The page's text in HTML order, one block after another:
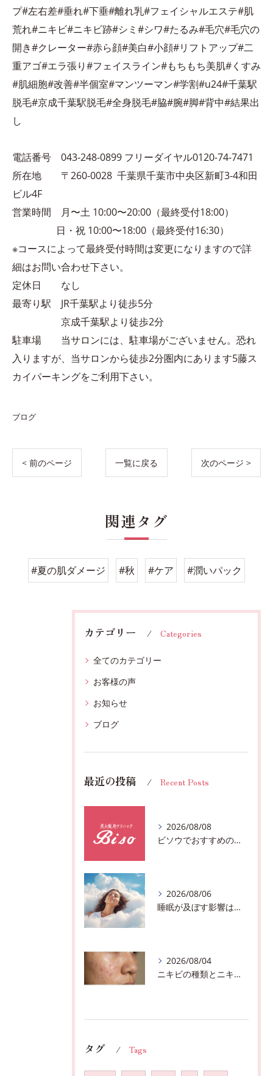
プ#左右差#垂れ#下垂#離れ乳#フェイシャルエステ#肌
荒れ#ニキビ#ニキビ跡#シミ#シワ#たるみ#毛穴#毛穴の
開き#クレーター#赤ら顔#美白#小顔#リフトアップ#二
重アゴ#エラ張り#フェイスライン#もちもち美肌#くすみ
#肌細胞#改善#半個室#マンツーマン#学割#u24#千葉駅
脱毛#京成千葉駅脱毛#全身脱毛#脇#腕#脚#背中#結果出
し
電話番号 043-248-0899 フリーダイヤル0120-74-7471
所在地 〒260-0028 千葉県千葉市中央区新町3-4和田
ビル4F
営業時間 月〜土 10:00〜20:00（最終受付18:00）
日・祝 10:00〜18:00（最終受付16:30）
※コースによって最終受付時間は変更になりますので詳
細はお問い合わせ下さい。
定休日 なし
最寄り駅 JR千葉駅より徒歩5分
京成千葉駅より徒歩2分
駐車場 当サロンには、駐車場がございません。恐れ
入りますが、当サロンから徒歩2分圏内にあります5藤ス
カイパーキングをご利用下さい。
ブログ
< 前のページ 一覧に戻る 次のページ >
関連タグ
#夏の肌ダメージ #秋 #ケア #潤いパック
カテゴリー Categories
全てのカテゴリー
お客様の声
お知らせ
ブログ
最近の投稿 Recent Posts
2026/08/08
ビソウでおすすめのフェースビューティーの洗顔♪千葉市中央区フルハンドで体質、姿勢改善！！
2026/08/06
睡眠が及ぼす影響は？千葉市おすすめメニュー全身リンパマッサージで全身スッキリ♪
2026/08/04
ニキビの種類とニキビを作らないスキンケア方法♪千葉市中央区フェイシャルエステサロン
タグ Tags